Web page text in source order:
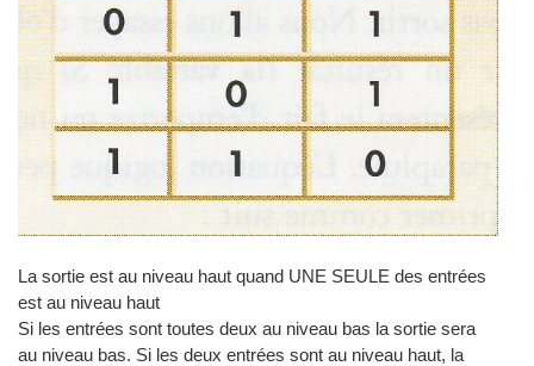
La sortie est au niveau haut quand UNE SEULE des entrées
est au niveau haut
Si les entrées sont toutes deux au niveau bas la sortie sera
au niveau bas. Si les deux entrées sont au niveau haut, la